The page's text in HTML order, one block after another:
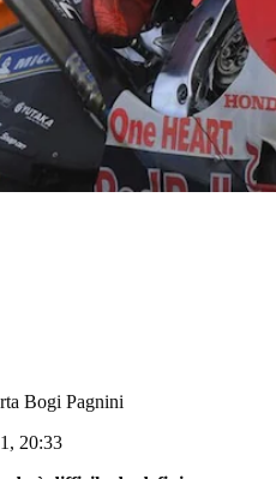
Bogi Pagnini
20:33